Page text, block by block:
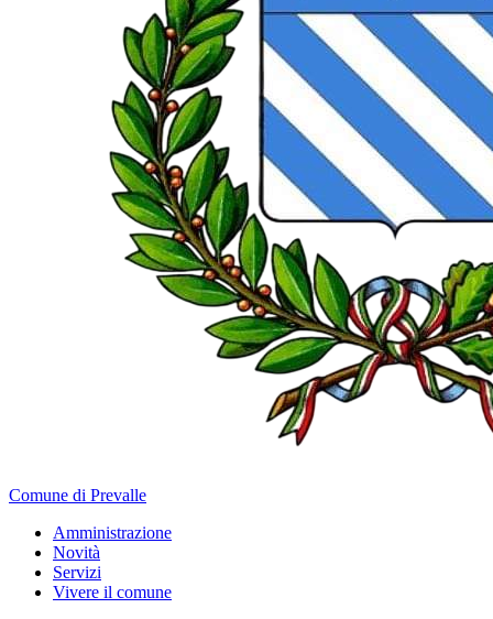
Comune di Prevalle
Amministrazione
Novità
Servizi
Vivere il comune